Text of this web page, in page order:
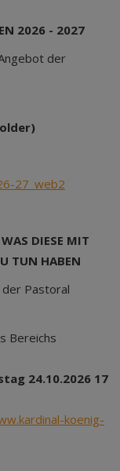
2026 - 2027
der
27_web2
DIESE MIT
TUN HABEN
der Pastoral
Bereichs
24.10.2026 17
koenig-